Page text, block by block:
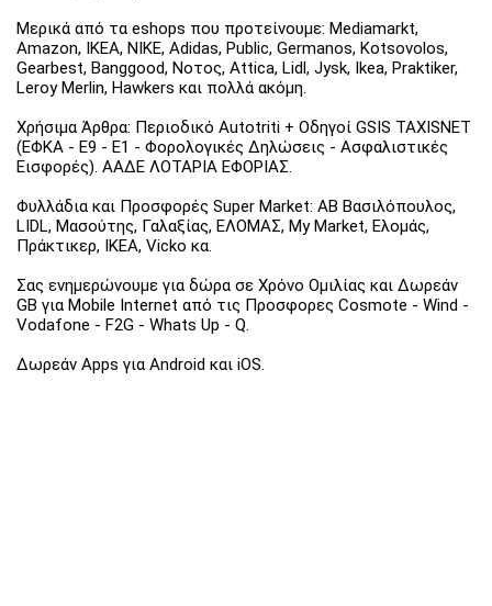
Μερικά από τα eshops που προτείνουμε: Mediamarkt,
Amazon, IKEA, NIKE, Adidas, Public, Germanos, Kotsovolos,
Gearbest, Banggood, Νοτος, Attica, Lidl, Jysk, Ikea, Praktiker,
Leroy Merlin, Hawkers και πολλά ακόμη.
Χρήσιμα Άρθρα: Περιοδικό Autotriti + Οδηγοί GSIS TAXISNET
(ΕΦΚΑ - Ε9 - Ε1 - Φορολογικές Δηλώσεις - Ασφαλιστικές
Εισφορές). ΑΑΔΕ ΛΟΤΑΡΙΑ ΕΦΟΡΙΑΣ.
Φυλλάδια και Προσφορές Super Market: ΑΒ Βασιλόπουλος,
LIDL, Μασούτης, Γαλαξίας, ΕΛΟΜΑΣ, My Market, Ελομάς,
Πράκτικερ, ΙΚΕΑ, Vicko κα.
Σας ενημερώνουμε για δώρα σε Χρόνο Ομιλίας και Δωρεάν
GB για Mobile Internet από τις Προσφορες Cosmote - Wind -
Vodafone - F2G - Whats Up - Q.
Δωρεάν Apps για Android και iOS.